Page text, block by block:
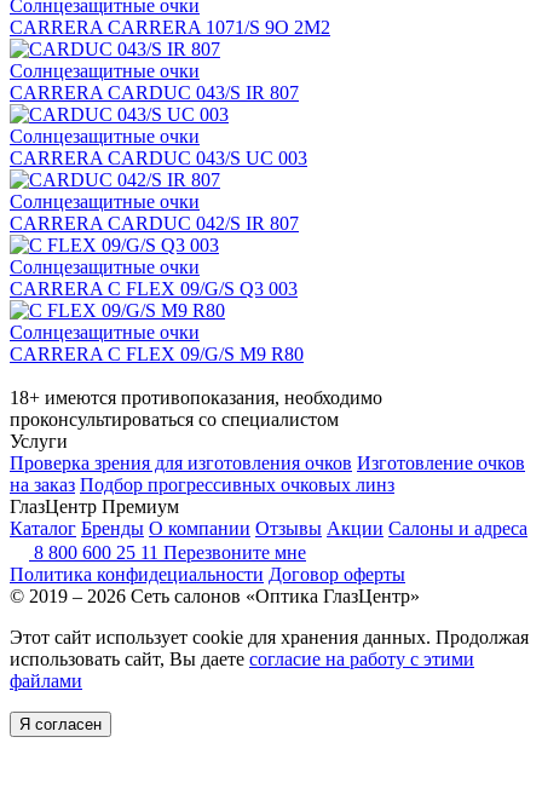
Солнцезащитные очки
CARRERA CARRERA 1071/S 9O 2M2
Солнцезащитные очки
CARRERA CARDUC 043/S IR 807
Солнцезащитные очки
CARRERA CARDUC 043/S UC 003
Солнцезащитные очки
CARRERA CARDUC 042/S IR 807
Солнцезащитные очки
CARRERA C FLEX 09/G/S Q3 003
Солнцезащитные очки
CARRERA C FLEX 09/G/S M9 R80
18+ имеются противопоказания, необходимо
проконсультироваться со специалистом
Услуги
Проверка зрения для изготовления очков Изготовление очков
на заказ Подбор прогрессивных очковых линз
ГлазЦентр Премиум
Каталог Бренды О компании Отзывы Акции Салоны и адреса
8 800 600 25 11 Перезвоните мне
Политика конфидециальности Договор оферты
© 2019 – 2026 Сеть салонов «Оптика ГлазЦентр»
Этот сайт использует cookie для хранения данных. Продолжая
использовать сайт, Вы даете согласие на работу с этими
файлами
Я согласен